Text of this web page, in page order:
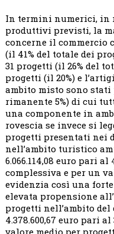
In termini numerici, in
produttivi previsti, la
concerne il commercio
(il 41% del totale dei
31 progetti (il 26% del
progetti (il 20%) e
ambito misto sono
rimanente 5%) di cui
una componente in
rovescia se invece si
progetti presentati nei
nell’ambito turistico
6.066.114,08 euro pari
complessiva e per un
evidenzia così una
elevata propensione
progetti nell’ambito del
4.378.600,67 euro pari